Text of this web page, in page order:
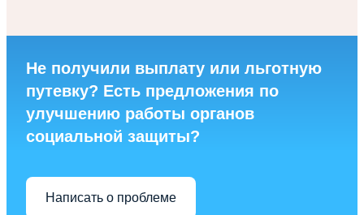
Не получили выплату или льготную
путевку? Есть предложения по
улучшению работы органов
социальной защиты?
Написать о проблеме